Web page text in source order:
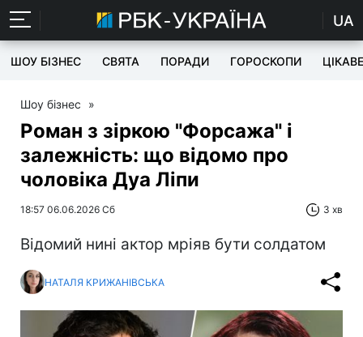
UA
ШОУ БІЗНЕС СВЯТА ПОРАДИ ГОРОСКОПИ ЦІКАВЕ
Шоу бізнес »
Роман з зіркою "Форсажа" і
залежність: що відомо про
чоловіка Дуа Ліпи
18:57 06.06.2026 Сб 3 хв
Відомий нині актор мріяв бути солдатом
НАТАЛЯ КРИЖАНІВСЬКА